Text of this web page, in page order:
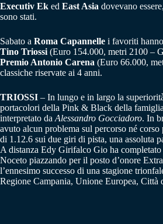
Executiv Ek ed East Asia dovevano
sono stati.
Sabato a Roma Capannelle i favoriti
Tino Triossi (Euro 154.000, metri 2100 –
Premio Antonio Carena (Euro 66.000,
classiche riservate ai 4 anni.
TRIOSSI – In lungo e in largo la
portacolori della Pink & Black della
interpretato da Alessandro Gocciadoro. In
avuto alcun problema sul percorso né
di 1.12.6 sui due giri di pista, una assoluta
A distanza Edy Girifalco Gio ha
Noceto piazzando per il posto d’onore
l’ennesimo successo di una stagione
Regione Campania, Unione Europea, Città